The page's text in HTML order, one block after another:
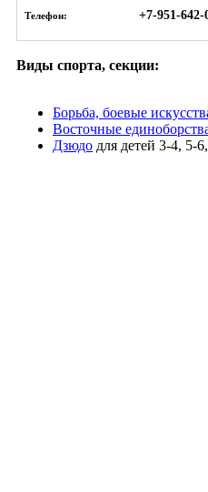
Телефон: +7-951-642-
Виды спорта, секции:
Борьба, боевые
Восточные
Дзюдо для детей 3-4, 5-